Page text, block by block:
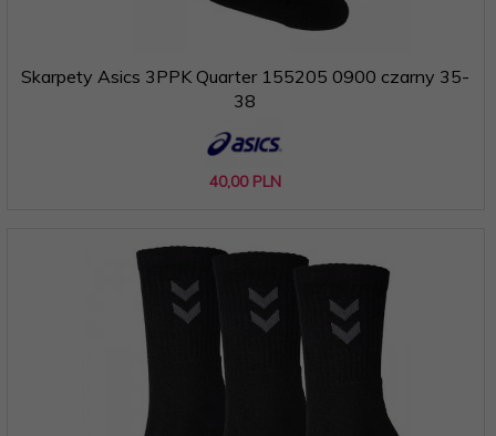
Skarpety Asics 3PPK Quarter 155205 0900 czarny 35-
38
40,00 PLN